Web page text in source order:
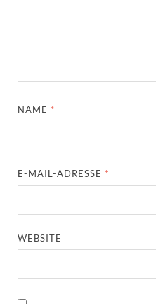
NAME *
E-MAIL-ADRESSE *
WEBSITE